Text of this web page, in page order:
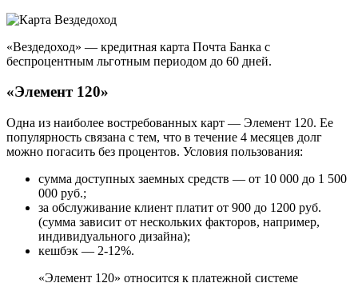
«Вездедоход» — кредитная карта Почта Банка с
беспроцентным льготным периодом до 60 дней.
«Элемент 120»
Одна из наиболее востребованных карт — Элемент 120. Ее
популярность связана с тем, что в течение 4 месяцев долг
можно погасить без процентов. Условия пользования:
сумма доступных заемных средств — от 10 000 до 1 500
000 руб.;
за обслуживание клиент платит от 900 до 1200 руб.
(сумма зависит от нескольких факторов, например,
индивидуального дизайна);
кешбэк — 2-12%.
«Элемент 120» относится к платежной системе